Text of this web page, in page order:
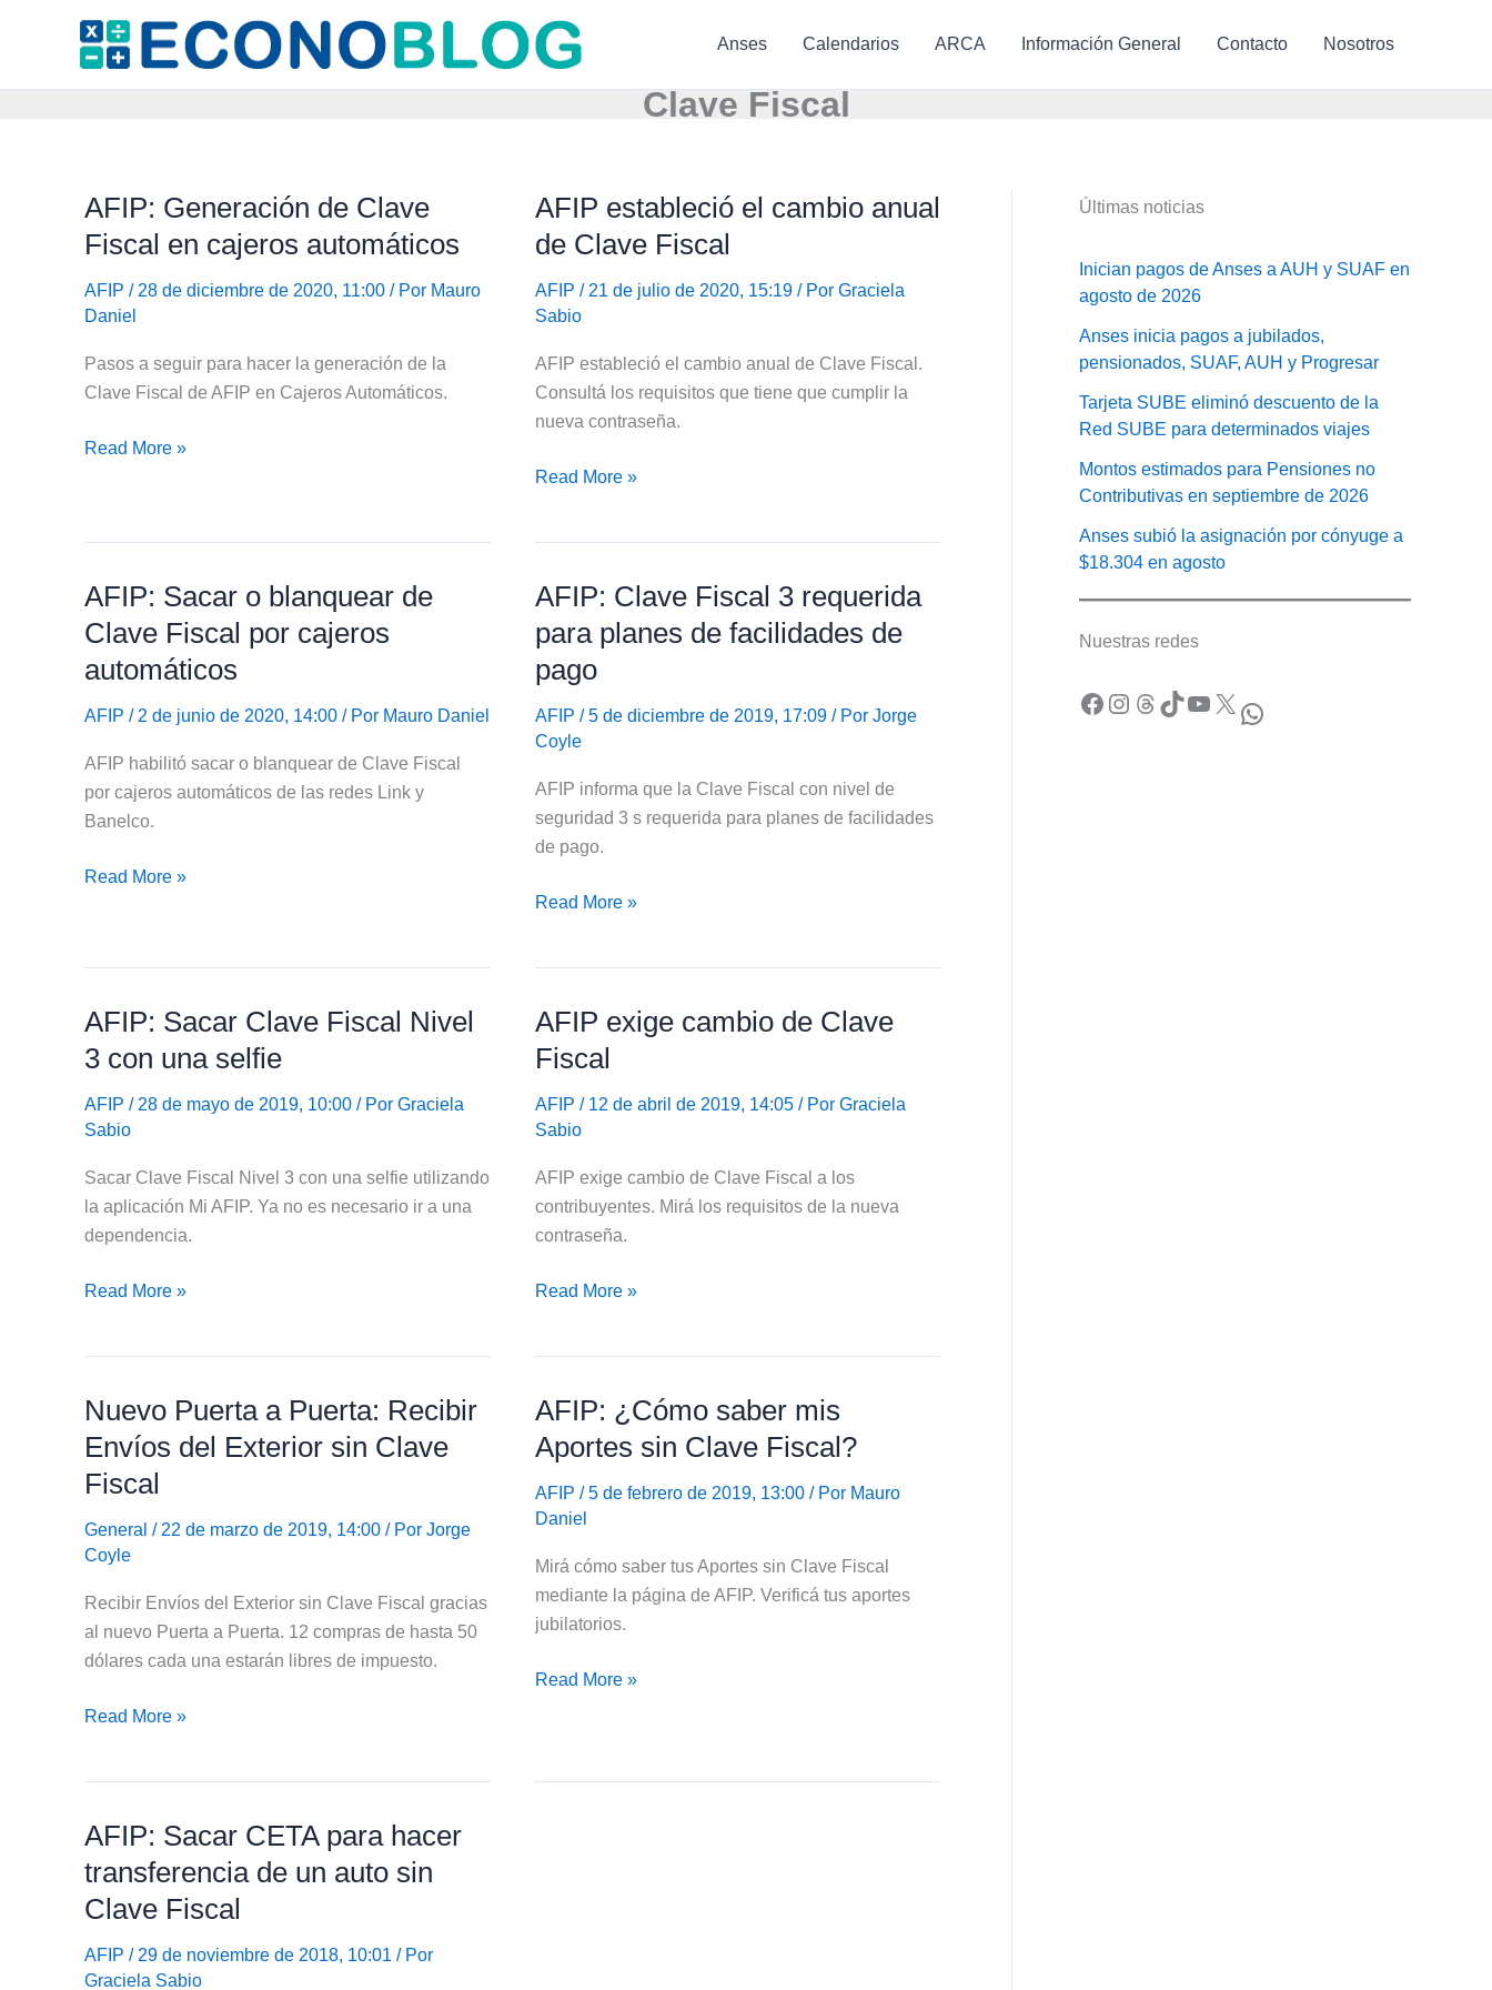
Anses Calendarios ARCA Información General Contacto Nosotros
Clave Fiscal
AFIP: Generación de Clave
Fiscal en cajeros automáticos
AFIP / 28 de diciembre de 2020, 11:00 / Por Mauro
Daniel
Pasos a seguir para hacer la generación de la
Clave Fiscal de AFIP en Cajeros Automáticos.
AFIP:
en
cajeros
automáticos
Read More »
AFIP estableció el cambio anual
de Clave Fiscal
AFIP / 21 de julio de 2020, 15:19 / Por Graciela
Sabio
AFIP estableció el cambio anual de Clave Fiscal.
Consultá los requisitos que tiene que cumplir la
nueva contraseña.
AFIP
anual
Clave
Fiscal
Read More »
AFIP: Sacar o blanquear de
Clave Fiscal por cajeros
automáticos
AFIP / 2 de junio de 2020, 14:00 / Por Mauro Daniel
AFIP habilitó sacar o blanquear de Clave Fiscal
por cajeros automáticos de las redes Link y
Banelco.
AFIP:
Clave
Fiscal
cajeros
automáticos
Read More »
AFIP: Clave Fiscal 3 requerida
para planes de facilidades de
pago
AFIP / 5 de diciembre de 2019, 17:09 / Por Jorge
Coyle
AFIP informa que la Clave Fiscal con nivel de
seguridad 3 s requerida para planes de facilidades
de pago.
AFIP:
requerida
para
planes
de
facilidades
pago
Read More »
AFIP: Sacar Clave Fiscal Nivel
3 con una selfie
AFIP / 28 de mayo de 2019, 10:00 / Por Graciela
Sabio
Sacar Clave Fiscal Nivel 3 con una selfie utilizando
la aplicación Mi AFIP. Ya no es necesario ir a una
dependencia.
AFIP:
Nivel
3
con
una
selfie
Read More »
AFIP exige cambio de Clave
Fiscal
AFIP / 12 de abril de 2019, 14:05 / Por Graciela
Sabio
AFIP exige cambio de Clave Fiscal a los
contribuyentes. Mirá los requisitos de la nueva
contraseña.
AFIP
Clave
Fiscal
Read More »
Nuevo Puerta a Puerta: Recibir
Envíos del Exterior sin Clave
Fiscal
General / 22 de marzo de 2019, 14:00 / Por Jorge
Coyle
Recibir Envíos del Exterior sin Clave Fiscal gracias
al nuevo Puerta a Puerta. 12 compras de hasta 50
dólares cada una estarán libres de impuesto.
Nuevo
Recibir
Envíos
del
Exterior
sin
Clave
Read More »
AFIP: ¿Cómo saber mis
Aportes sin Clave Fiscal?
AFIP / 5 de febrero de 2019, 13:00 / Por Mauro
Daniel
Mirá cómo saber tus Aportes sin Clave Fiscal
mediante la página de AFIP. Verificá tus aportes
jubilatorios.
AFIP:
Read More »
AFIP: Sacar CETA para hacer
transferencia de un auto sin
Clave Fiscal
AFIP / 29 de noviembre de 2018, 10:01 / Por
Graciela Sabio
Últimas noticias
Inician pagos de Anses a AUH y SUAF en
agosto de 2026
Anses inicia pagos a jubilados,
pensionados, SUAF, AUH y Progresar
Tarjeta SUBE eliminó descuento de la
Red SUBE para determinados viajes
Montos estimados para Pensiones no
Contributivas en septiembre de 2026
Anses subió la asignación por cónyuge a
$18.304 en agosto
Nuestras redes
Facebook Instagram Threads TikTok YouTube X WhatsApp